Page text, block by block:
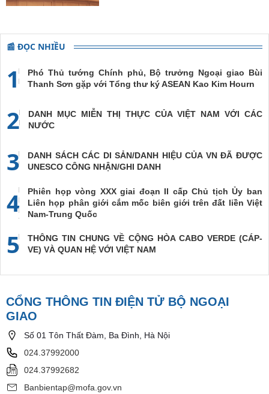
📰 ĐỌC NHIỀU
1
Phó Thủ tướng Chính phủ, Bộ trưởng Ngoại giao Bùi
Thanh Sơn gặp với Tổng thư ký ASEAN Kao Kim Hourn
2
DANH MỤC MIỄN THỊ THỰC CỦA VIỆT NAM VỚI CÁC
NƯỚC
3
DANH SÁCH CÁC DI SẢN/DANH HIỆU CỦA VN ĐÃ ĐƯỢC
UNESCO CÔNG NHẬN/GHI DANH
4
Phiên họp vòng XXX giai đoạn II cấp Chủ tịch Ủy ban
Liên họp phân giới cắm mốc biên giới trên đất liền Việt
Nam-Trung Quốc
5
THÔNG TIN CHUNG VỀ CỘNG HÒA CABO VERDE (CÁP-
VE) VÀ QUAN HỆ VỚI VIỆT NAM
CỔNG THÔNG TIN ĐIỆN TỬ BỘ NGOẠI
GIAO
Số 01 Tôn Thất Đàm, Ba Đình, Hà Nội
024.37992000
024.37992682
Banbientap@mofa.gov.vn